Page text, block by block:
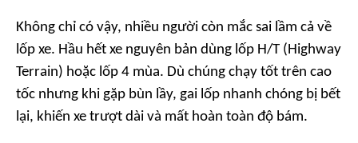
Không chỉ có vậy, nhiều người còn mắc sai lầm cả về
lốp xe. Hầu hết xe nguyên bản dùng lốp H/T (Highway
Terrain) hoặc lốp 4 mùa. Dù chúng chạy tốt trên cao
tốc nhưng khi gặp bùn lầy, gai lốp nhanh chóng bị bết
lại, khiến xe trượt dài và mất hoàn toàn độ bám.